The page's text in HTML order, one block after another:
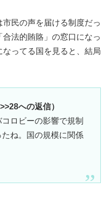
民の声を届ける制度だっ
法的賄賂」の窓口になっ
ってる国を見ると、結局
への返信）
ロビーの影響で規制
ね。国の規模に関係